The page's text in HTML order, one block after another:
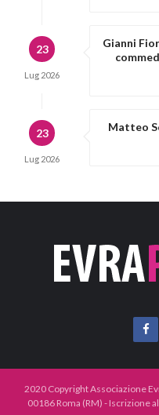
23
Lug 2026
Gianni
23
Lug 2026
Matteo
2020 Copyright Associazione
00186 Roma (RM) - Iscrizione